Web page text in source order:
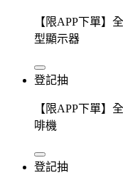
【限APP下單】
型顯示器
登記抽
【限APP下單】
啡機
登記抽